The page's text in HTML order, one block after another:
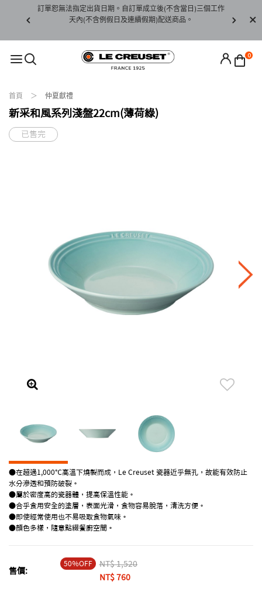
下水)，若
訂單恕無法指定出貨日期。自訂單成立後(不含當日)三個工作
天內(不含例假日及連續假期)配送商品。
請至
0
首頁 仲夏獻禮
新采和風系列淺盤22cm(薄荷綠)
已售完
●在超過1,000℃高溫下燒製而成，Le Creuset 瓷器近乎無孔，故能有效防止
水分滲透和預防破裂。
●屬於密度高的瓷器體，提高保溫性能。
●合乎食用安全的塗層，表面光滑，食物容易脫落，清洗方便。
●即使經常使用也不易吸取食物氣味。
●顏色多樣，隨意點綴餐廚空間。
售價:
50％OFF Price reduced from
NT$ 1,520to
NT$ 760